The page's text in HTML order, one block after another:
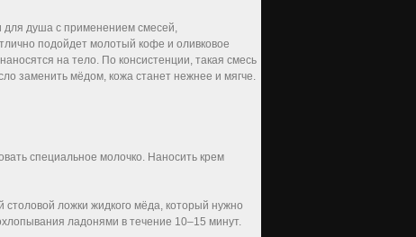
для душа с применением смесей,
подойдет молотый кофе и оливковое
на тело. По консистенции, такая смесь
заменить мёдом, кожа станет нежнее и мягче.
специальное молочко. Наносить крем
ложки жидкого мёда, который нужно
ладонями в течение 10–15 минут.